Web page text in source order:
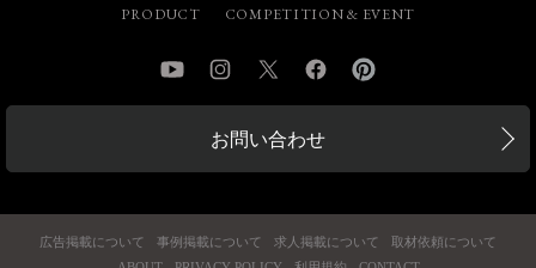
PRODUCT
COMPETITION & EVENT
YouTube InstagramTwitter Facebook
お問い合わせ
広告掲載について 事例掲載について 求人掲載について
取材依頼について